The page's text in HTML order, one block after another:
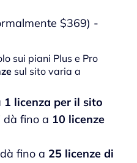
$369) -
sui piani Plus e Pro
sul sito varia a
1 licenza per il sito
dà fino a 10 licenze
fino a 25 licenze di